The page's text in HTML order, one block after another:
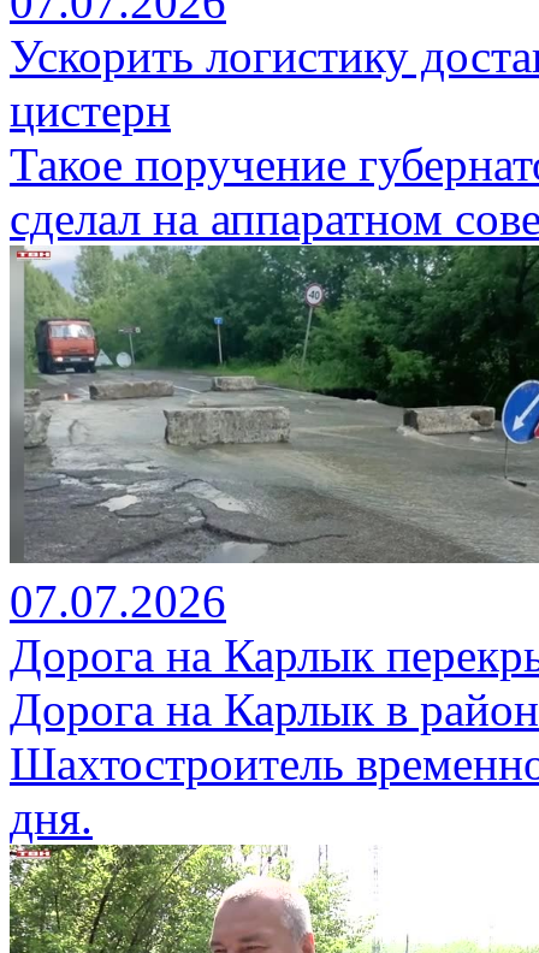
Ускорить логистику
цистерн
Такое поручение
сделал на аппаратном
07.07.2026
Дорога на Карлык
Дорога на Карлык в
Шахтостроитель
дня.